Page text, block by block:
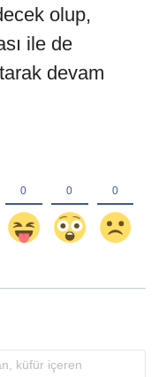
olup,
ile de
devam